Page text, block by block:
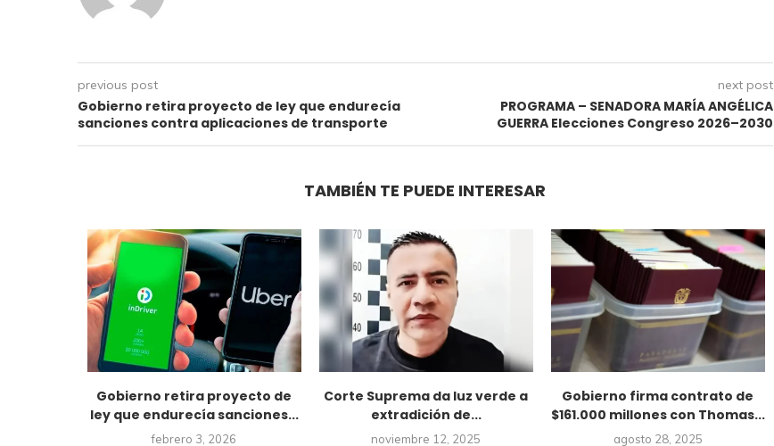
previous post
Gobierno retira proyecto de ley que endurecía
sanciones contra aplicaciones de transporte
next post
PROGRAMA – SENADORA MARÍA ANGÉLICA
GUERRA Elecciones Congreso 2026–2030
TAMBIÉN TE PUEDE INTERESAR
Gobierno retira proyecto de
ley que endurecía sanciones...
febrero 3, 2026
Corte Suprema da luz verde a
extradición de...
noviembre 12, 2025
Gobierno firma contrato de
$161.000 millones con Thomas...
agosto 28, 2025